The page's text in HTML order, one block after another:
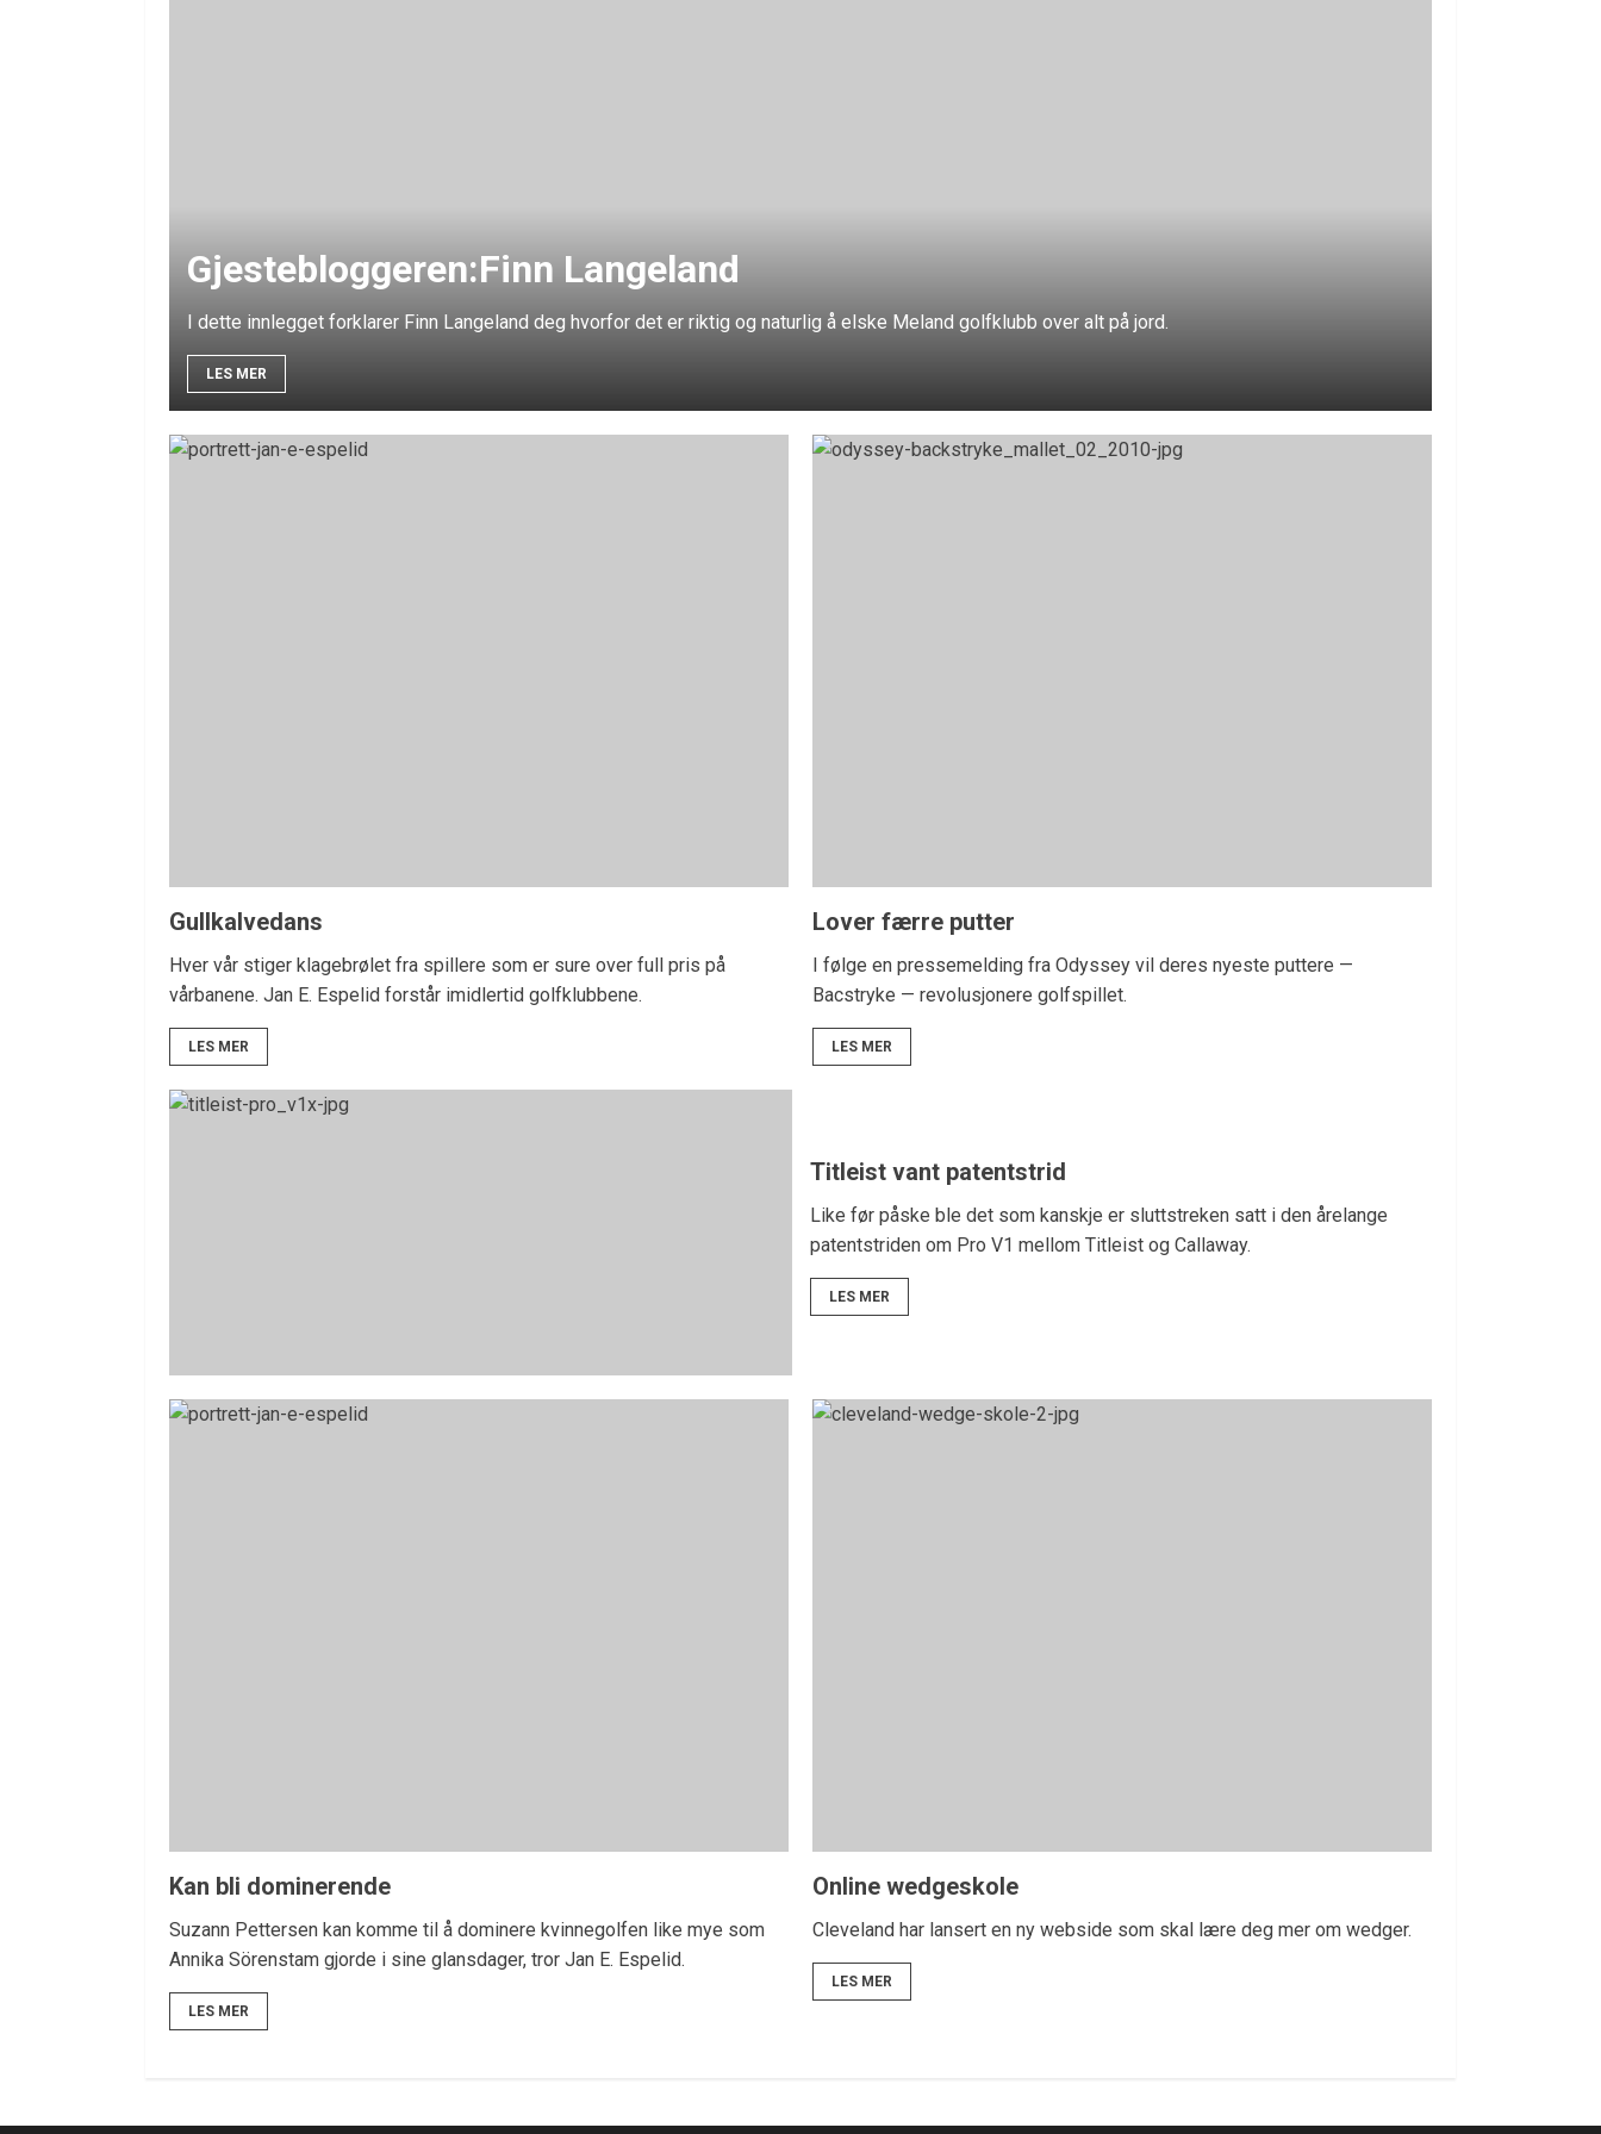
Gjestebloggeren:Finn Langeland
I dette innlegget forklarer Finn Langeland deg hvorfor det er riktig og naturlig å elske Meland golfklubb over alt på jord.
LES MER
Gullkalvedans
Hver vår stiger klagebrølet fra spillere som er sure over full pris på
vårbanene. Jan E. Espelid forstår imidlertid golfklubbene.
LES MER
Lover færre putter
I følge en pressemelding fra Odyssey vil deres nyeste puttere —
Bacstryke — revolusjonere golfspillet.
LES MER
Titleist vant patentstrid
Like før påske ble det som kanskje er sluttstreken satt i den årelange
patentstriden om Pro V1 mellom Titleist og Callaway.
LES MER
Kan bli dominerende
Suzann Pettersen kan komme til å dominere kvinnegolfen like mye som
Annika Sörenstam gjorde i sine glansdager, tror Jan E. Espelid.
LES MER
Online wedgeskole
Cleveland har lansert en ny webside som skal lære deg mer om wedger.
LES MER